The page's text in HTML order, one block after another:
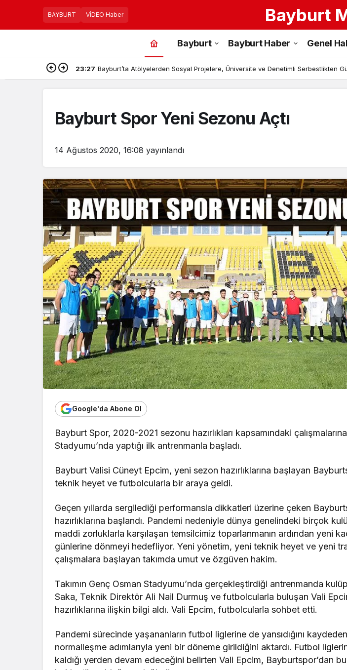
BAYBURT VİDEO Haber Bayburt
Bayburt Bayburt Haber Genel
23:27 Bayburt’ta Atölyelerden Sosyal Projelere, Üniversite ve Denetimli Serbestlikten
Bayburt Spor Yeni Sezonu Açtı
14 Ağustos 2020, 16:08 yayınlandı
Google'da Abone Ol
Bayburt Spor, 2020-2021 sezonu hazırlıkları kapsamındaki
Stadyumu’nda yaptığı ilk antrenmanla başladı.
Bayburt Valisi Cüneyt Epcim, yeni sezon hazırlıklarına başlayan
teknik heyet ve futbolcularla bir araya geldi.
Geçen yıllarda sergilediği performansla dikkatleri üzerine çeken
hazırlıklarına başlandı. Pandemi nedeniyle dünya genelindeki birçok
maddi zorluklarla karşılaşan temsilcimiz toparlanmanın ardından yeni
günlerine dönmeyi hedefliyor. Yeni yönetim, yeni teknik heyet ve yeni
çalışmalara başlayan takımda umut ve özgüven hakim.
Takımın Genç Osman Stadyumu’nda gerçekleştirdiği antrenmanda
Saka, Teknik Direktör Ali Nail Durmuş ve futbolcularla buluşan Vali
hazırlıklarına ilişkin bilgi aldı. Vali Epcim, futbolcularla sohbet etti.
Pandemi sürecinde yaşananların futbol liglerine de yansıdığını
normalleşme adımlarıyla yeni bir döneme girildiğini aktardı. Futbol
kaldığı yerden devam edeceğini belirten Vali Epcim, Bayburtspor’dan